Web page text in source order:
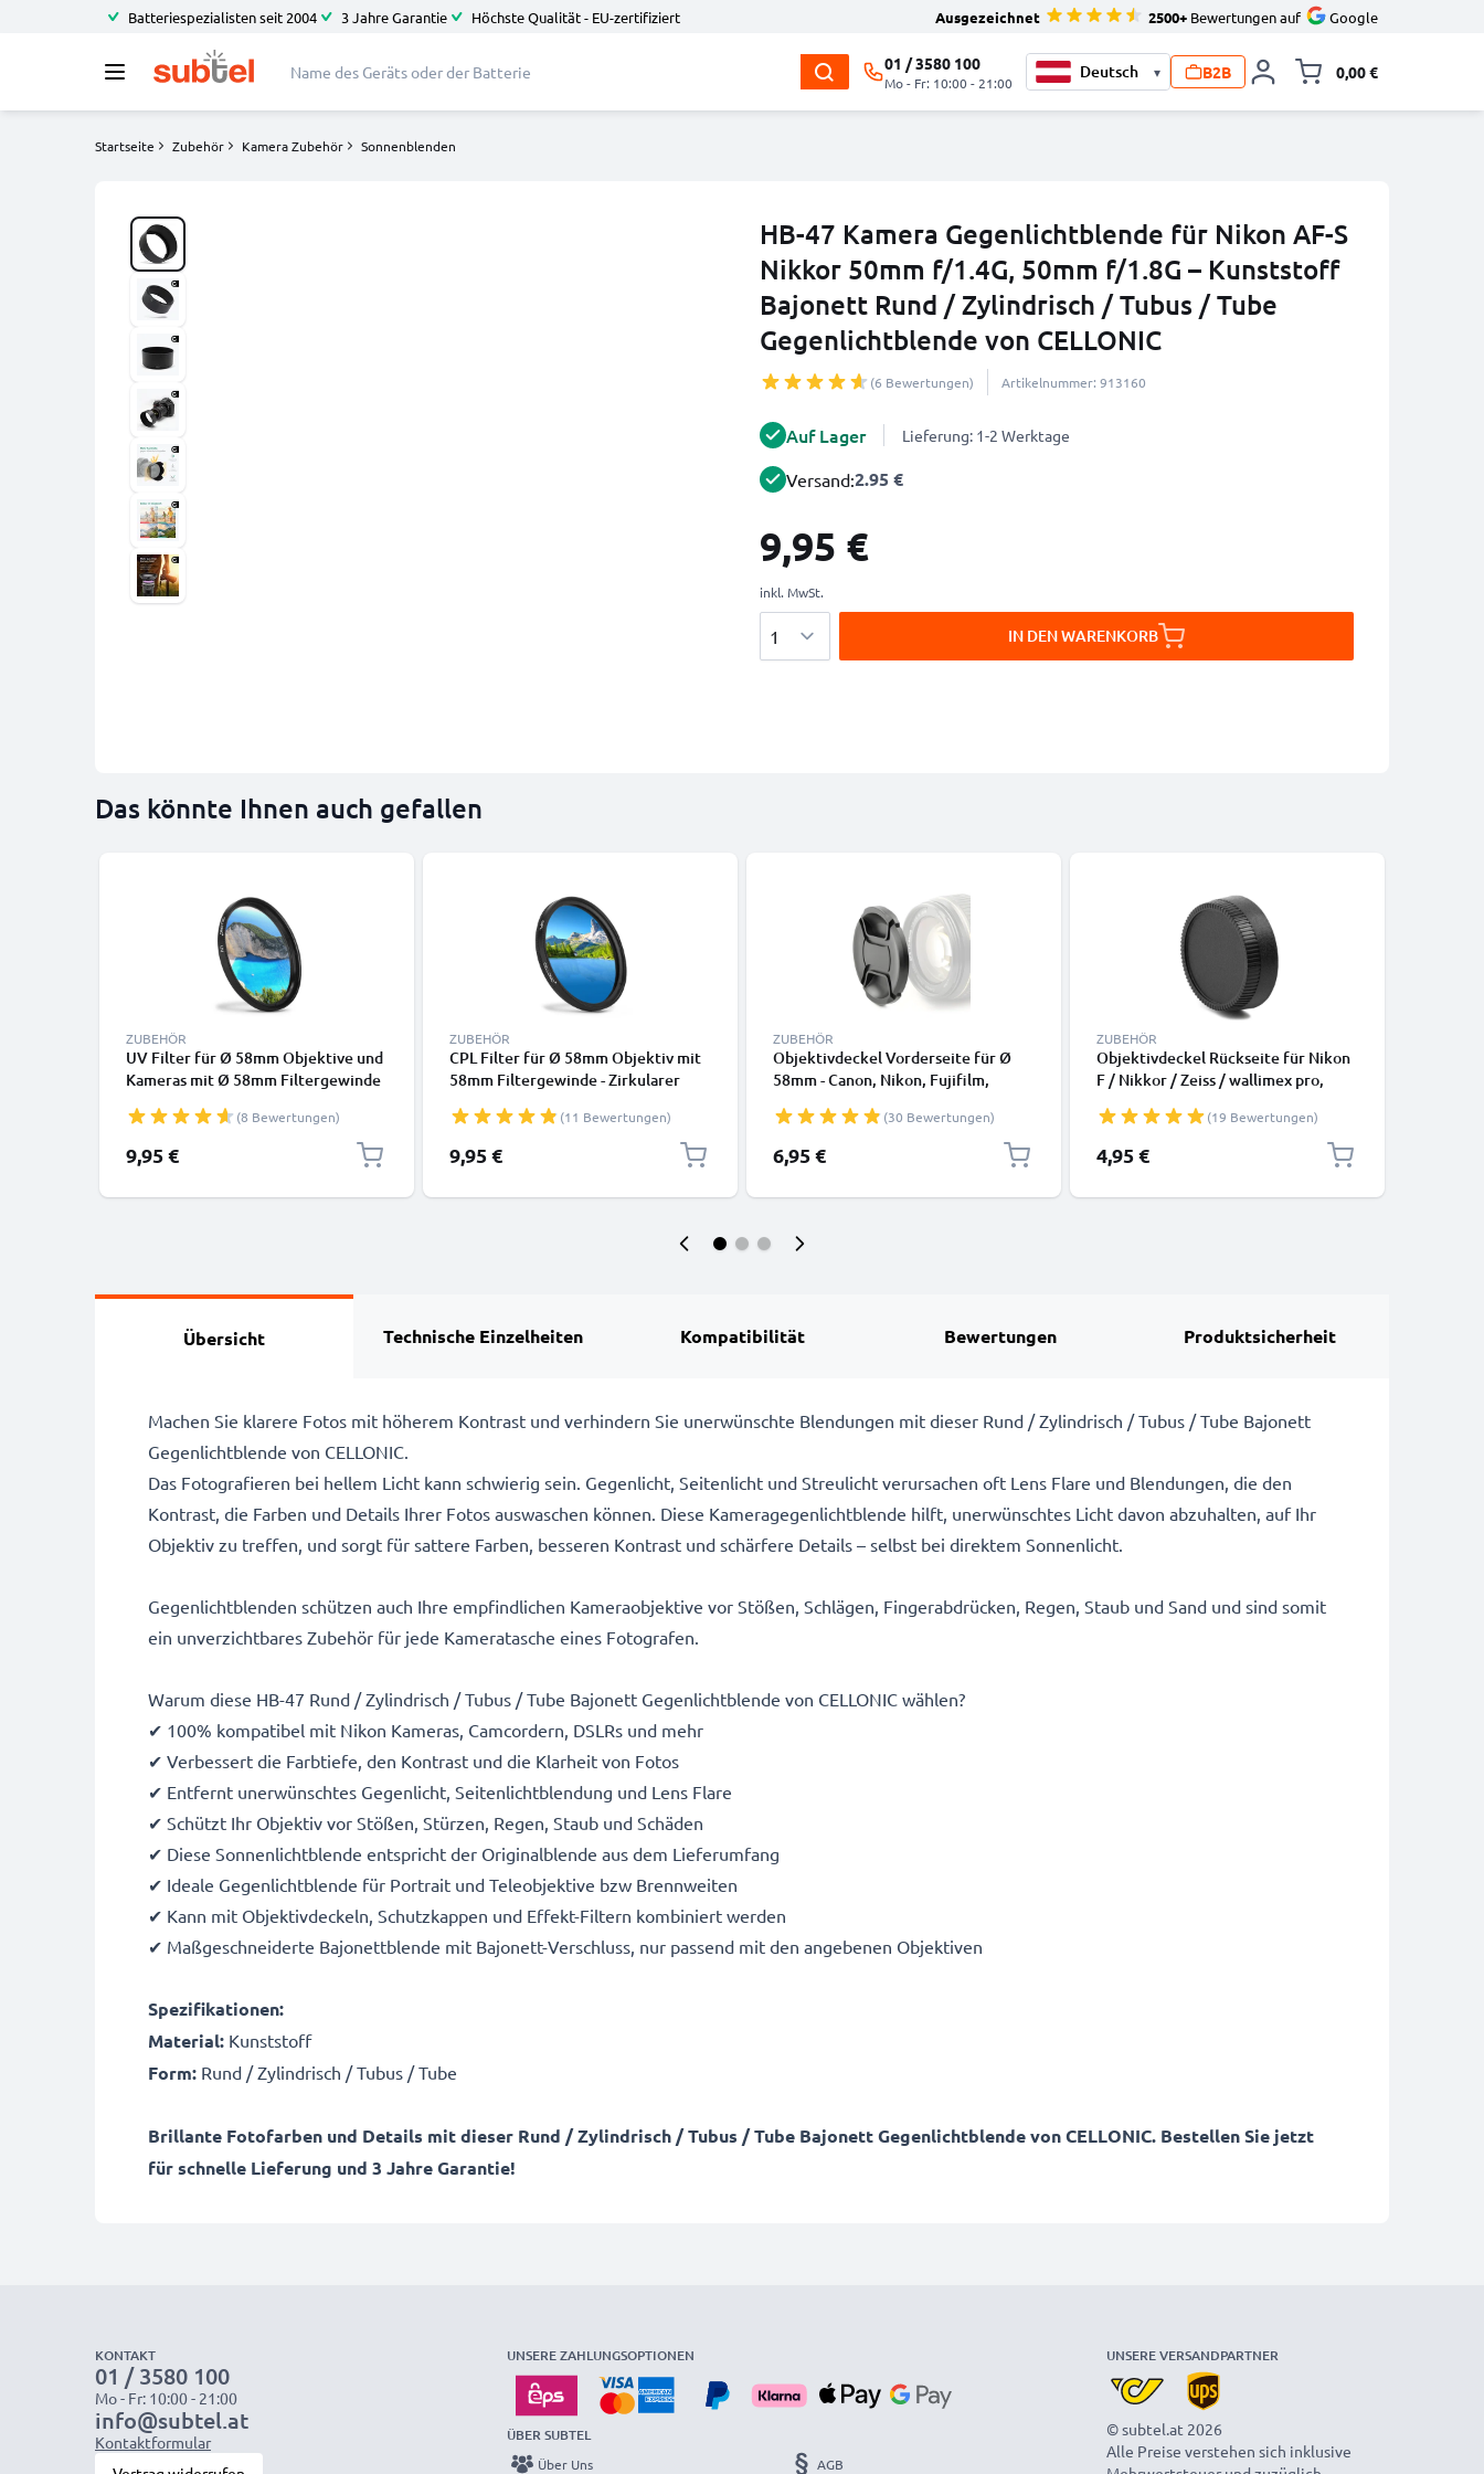
Batteriespezialisten seit 2004 3 Jahre Garantie Höchste Qualität - EU-zertifiziert Ausgezeichnet 2500+ Bewertungen auf Google
01 / 3580 100
Mo - Fr: 10:00 - 21:00
▾ B2B 0,00 €
Startseite Zubehör Kamera Zubehör Sonnenblenden
HB-47 Kamera Gegenlichtblende für Nikon AF-S
Nikkor 50mm f/1.4G, 50mm f/1.8G – Kunststoff
Bajonett Rund / Zylindrisch / Tubus / Tube
Gegenlichtblende von CELLONIC
(6 Bewertungen) Artikelnummer: 913160
Auf Lager Lieferung: 1-2 Werktage
Versand:2.95 €
9,95 €
inkl. MwSt.
IN DEN WARENKORB
Das könnte Ihnen auch gefallen
ZUBEHÖR
UV Filter für Ø 58mm Objektive und
Kameras mit Ø 58mm Filtergewinde
Sperrfilter, Klarfilter(8 Bewertungen)
9,95 €
ZUBEHÖR
CPL Filter für Ø 58mm Objektiv mit
58mm Filtergewinde - Zirkularer
Zirkularpolfilter, Polarisation
(11 Bewertungen)
9,95 €
ZUBEHÖR
Objektivdeckel Vorderseite für Ø
58mm - Canon, Nikon, Fujifilm,
Snap On: Innengriff / Center Pinch
Kappe Schutzdeckel
(30 Bewertungen)
6,95 €
ZUBEHÖR
Objektivdeckel Rückseite für Nikon
F / Nikkor / Zeiss / wallimex pro,
Schutzdeckel Nikon F Mount (AF-S,
AF-P, AI)
(19 Bewertungen)
4,95 €
Übersicht Technische Einzelheiten Kompatibilität Bewertungen Produktsicherheit
Machen Sie klarere Fotos mit höherem Kontrast und verhindern Sie unerwünschte Blendungen mit dieser Rund / Zylindrisch / Tubus / Tube Bajonett
Gegenlichtblende von CELLONIC.
Das Fotografieren bei hellem Licht kann schwierig sein. Gegenlicht, Seitenlicht und Streulicht verursachen oft Lens Flare und Blendungen, die den
Kontrast, die Farben und Details Ihrer Fotos auswaschen können. Diese Kameragegenlichtblende hilft, unerwünschtes Licht davon abzuhalten, auf Ihr
Objektiv zu treffen, und sorgt für sattere Farben, besseren Kontrast und schärfere Details – selbst bei direktem Sonnenlicht.
Gegenlichtblenden schützen auch Ihre empfindlichen Kameraobjektive vor Stößen, Schlägen, Fingerabdrücken, Regen, Staub und Sand und sind somit
ein unverzichtbares Zubehör für jede Kameratasche eines Fotografen.
Warum diese HB-47 Rund / Zylindrisch / Tubus / Tube Bajonett Gegenlichtblende von CELLONIC wählen?
✔ 100% kompatibel mit Nikon Kameras, Camcordern, DSLRs und mehr
✔ Verbessert die Farbtiefe, den Kontrast und die Klarheit von Fotos
✔ Entfernt unerwünschtes Gegenlicht, Seitenlichtblendung und Lens Flare
✔ Schützt Ihr Objektiv vor Stößen, Stürzen, Regen, Staub und Schäden
✔ Diese Sonnenlichtblende entspricht der Originalblende aus dem Lieferumfang
✔ Ideale Gegenlichtblende für Portrait und Teleobjektive bzw Brennweiten
✔ Kann mit Objektivdeckeln, Schutzkappen und Effekt-Filtern kombiniert werden
✔ Maßgeschneiderte Bajonettblende mit Bajonett-Verschluss, nur passend mit den angebenen Objektiven
Spezifikationen:
Material: Kunststoff
Form: Rund / Zylindrisch / Tubus / Tube
Brillante Fotofarben und Details mit dieser Rund / Zylindrisch / Tubus / Tube Bajonett Gegenlichtblende von CELLONIC. Bestellen Sie jetzt
für schnelle Lieferung und 3 Jahre Garantie!
KONTAKT
01 / 3580 100
Mo - Fr: 10:00 - 21:00
info@subtel.at
Kontaktformular
UNSERE ZAHLUNGSOPTIONEN
ÜBER SUBTEL
Über Uns AGB
UNSERE VERSANDPARTNER
© subtel.at 2026
Alle Preise verstehen sich inklusive